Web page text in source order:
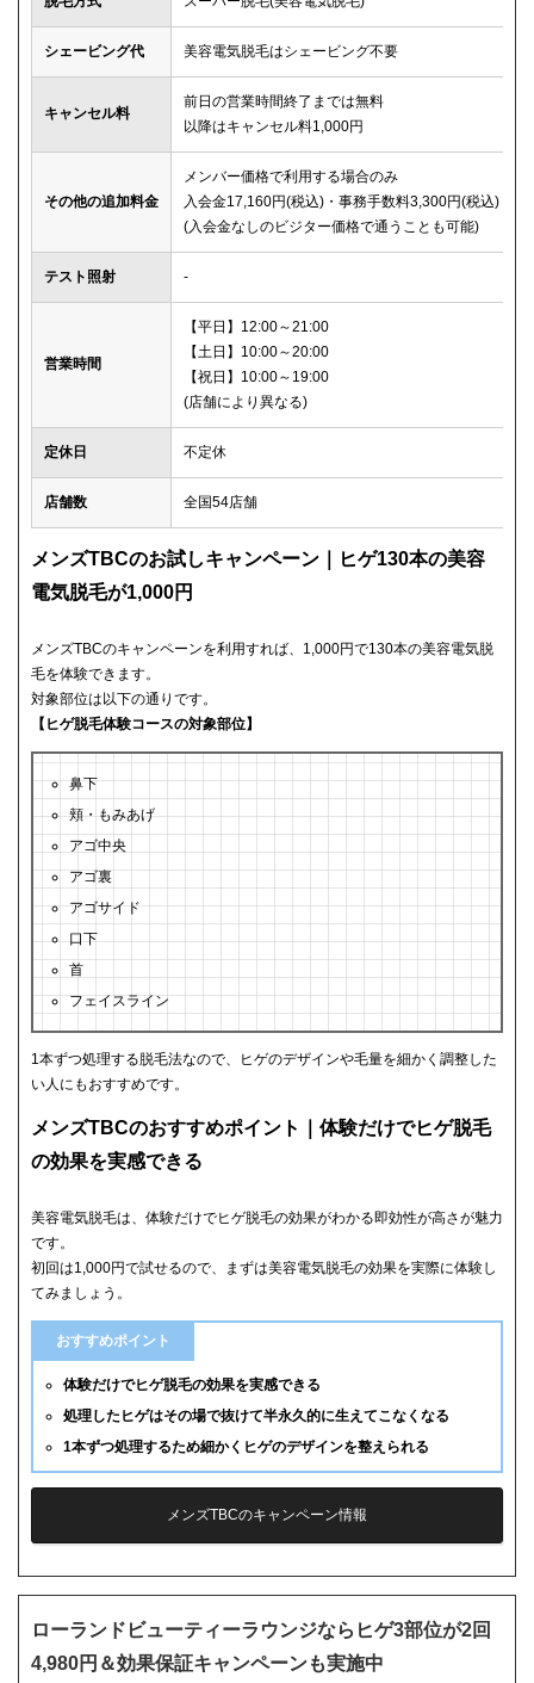
シェービング代 美容電気脱毛はシェービング不要
キャンセル料
前日の営業時間終了までは無料
以降はキャンセル料1,000円
その他の追加料金
メンバー価格で利用する場合のみ
入会金17,160円(税込)・事務手数料3,300円(税込)
(入会金なしのビジター価格で通うことも可能)
テスト照射 -
営業時間
【平日】12:00～21:00
【土日】10:00～20:00
【祝日】10:00～19:00
(店舗により異なる)
定休日 不定休
店舗数 全国54店舗
メンズTBCのお試しキャンペーン｜ヒゲ130本の美容
電気脱毛が1,000円
メンズTBCのキャンペーンを利用すれば、1,000円で130本の美容電気脱
毛を体験できます。
対象部位は以下の通りです。
【ヒゲ脱毛体験コースの対象部位】
鼻下
頬・もみあげ
アゴ中央
アゴ裏
アゴサイド
口下
首
フェイスライン
1本ずつ処理する脱毛法なので、ヒゲのデザインや毛量を細かく調整した
い人にもおすすめです。
メンズTBCのおすすめポイント｜体験だけでヒゲ脱毛
の効果を実感できる
美容電気脱毛は、体験だけでヒゲ脱毛の効果がわかる即効性が高さが魅力
です。
初回は1,000円で試せるので、まずは美容電気脱毛の効果を実際に体験し
てみましょう。
おすすめポイント
体験だけでヒゲ脱毛の効果を実感できる
処理したヒゲはその場で抜けて半永久的に生えてこなくなる
1本ずつ処理するため細かくヒゲのデザインを整えられる
メンズTBCのキャンペーン情報
ローランドビューティーラウンジならヒゲ3部位が2回
4,980円＆効果保証キャンペーンも実施中